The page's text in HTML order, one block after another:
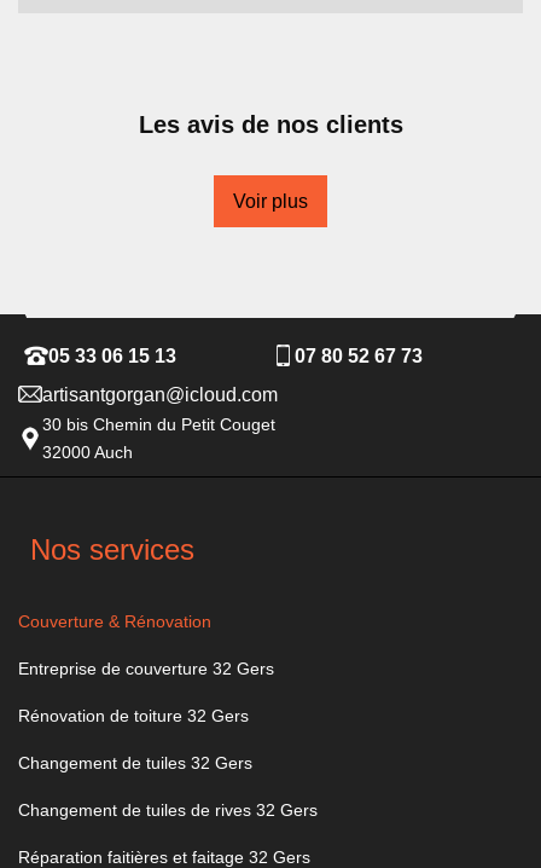
Les avis de nos clients
Voir plus
05 33 06 15 13
07 80 52 67 73
artisantgorgan@icloud.com
30 bis Chemin du Petit Couget
32000 Auch
Nos services
Couverture & Rénovation
Entreprise de couverture 32 Gers
Rénovation de toiture 32 Gers
Changement de tuiles 32 Gers
Changement de tuiles de rives 32 Gers
Réparation faitières et faitage 32 Gers